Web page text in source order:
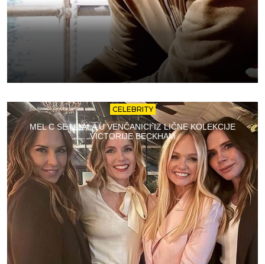
CELEBRITY
MEL C SE UDALA U VENČANICI IZ LIČNE KOLEKCIJE
VICTORIJE BECKHAM